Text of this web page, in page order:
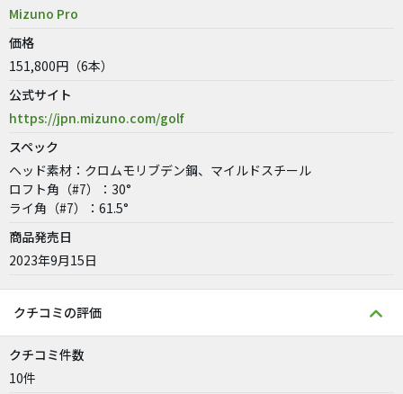
Mizuno Pro
価格
151,800円（6本）
公式サイト
https://jpn.mizuno.com/golf
スペック
ヘッド素材：クロムモリブデン鋼、マイルドスチール
ロフト角（#7）：30°
ライ角（#7）：61.5°
商品発売日
2023年9月15日
クチコミの評価
クチコミ件数
10件